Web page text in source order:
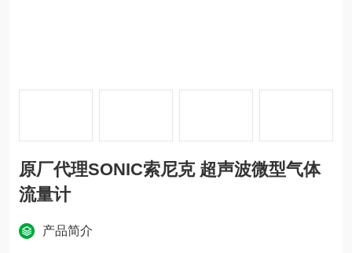
原厂代理SONIC索尼克 超声波微型气体
流量计
产品简介